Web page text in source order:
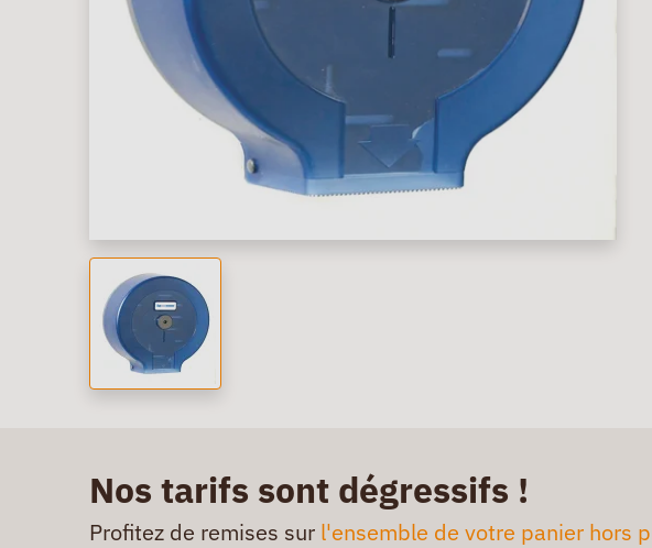
Nos tarifs sont dégressifs !
Profitez de remises sur l'ensemble de votre panier hors